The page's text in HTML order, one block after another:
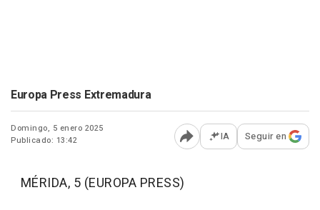
Europa Press Extremadura
Domingo, 5 enero 2025
Publicado: 13:42
Abrir opciones para
IA Seguir en
MÉRIDA, 5 (EUROPA PRESS)